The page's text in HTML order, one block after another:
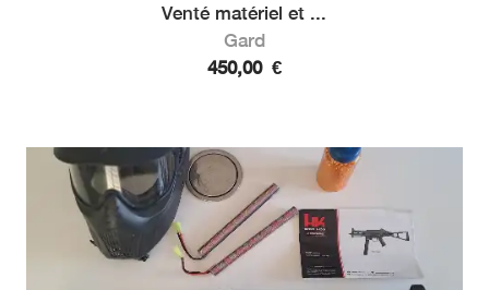
Venté matériel et ...
Gard
450,00 €